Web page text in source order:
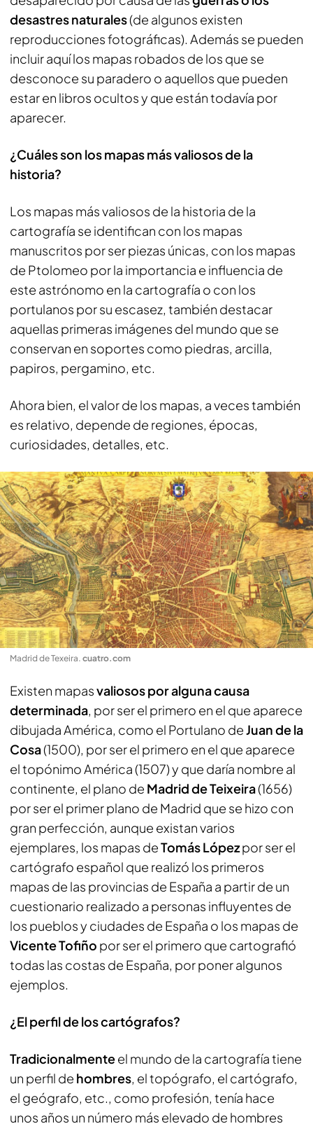
desastres naturales(de algunos existen
reproducciones fotográficas). Además se pueden
incluir aquí los mapas robados de los que se
desconoce su paradero o aquellos que pueden
estar en libros ocultos y que están todavía por
aparecer.
¿Cuáles son los mapas más valiosos de la
historia?
Los mapas más valiosos de la historia de la
cartografía se identifican con los mapas
manuscritos por ser piezas únicas, con los mapas
de Ptolomeo por la importancia e influencia de
este astrónomo en la cartografía o con los
portulanos por su escasez, también destacar
aquellas primeras imágenes del mundo que se
conservan en soportes como piedras, arcilla,
papiros, pergamino, etc.
Ahora bien, el valor de los mapas, a veces también
es relativo, depende de regiones, épocas,
curiosidades, detalles, etc.
Madrid de Texeira. cuatro.com
Existen mapasvaliosos por alguna causa
determinada, por ser el primero en el que aparece
dibujada América, como el Portulano deJuan de la
Cosa(1500), por ser el primero en el que aparece
el topónimo América (1507) y que daría nombre al
continente, el plano de Madrid de Teixeira(1656)
por ser el primer plano de Madrid que se hizo con
gran perfección, aunque existan varios
ejemplares, los mapas deTomás Lópezpor ser el
cartógrafo español que realizó los primeros
mapas de las provincias de España a partir de un
cuestionario realizado a personas influyentes de
los pueblos y ciudades de España o los mapas de
Vicente Tofiño por ser el primero que cartografió
todas las costas de España, por poner algunos
ejemplos.
¿El perfil de los cartógrafos?
Tradicionalmenteel mundo de la cartografía tiene
un perfil de hombres, el topógrafo, el cartógrafo,
el geógrafo, etc., como profesión, tenía hace
unos años un número más elevado de hombres